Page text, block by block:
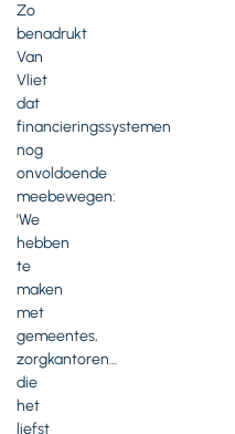
Zo
benadrukt
Van
Vliet
dat
financieringssystemen
nog
onvoldoende
meebewegen:
'We
hebben
te
maken
met
gemeentes,
zorgkantoren…
die
het
liefst